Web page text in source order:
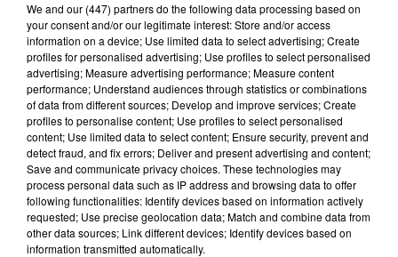
Lecture (1 min 14 sec)
100%
We and our (447) partnersdo the following data processing based on
your consent and/or our legitimate interest: Store and/or access
information on a device; Use limited data to select advertising; Create
profiles for personalised advertising; Use profiles to select personalised
advertising; Measure advertising performance; Measure content
performance; Understand audiences through statistics or combinations
of data from different sources; Develop and improve services; Create
profiles to personalise content; Use profiles to select personalised
content; Use limited data to select content; Ensure security, prevent and
detect fraud, and fix errors; Deliver and present advertising and content;
Save and communicate privacy choices. These technologies may
process personal data such as IP address and browsing data to offer
following functionalities: Identify devices based on information actively
requested; Use precise geolocation data; Match and combine data from
other data sources; Link different devices; Identify devices based on
information transmitted automatically.